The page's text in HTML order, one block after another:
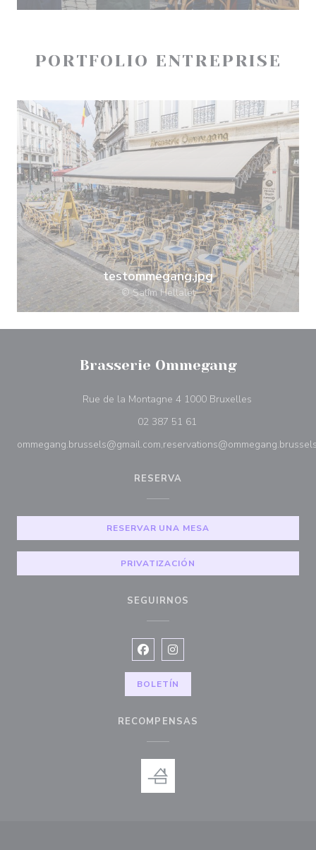
PORTFOLIO ENTREPRISE
testommegang.jpg
© Salim Hellalet
Brasserie Ommegang
Rue de la Montagne 4 1000 Bruxelles
02 387 51 61
RESERVA
RESERVAR UNA MESA
PRIVATIZACIÓN
SEGUIRNOS
Facebook ((abre en una nueva
Instagram ((abre en una
BOLETÍN
RECOMPENSAS